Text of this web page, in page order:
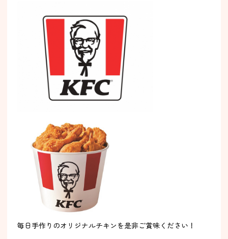
毎日手作りのオリジナルチキンを是非ご賞味ください！